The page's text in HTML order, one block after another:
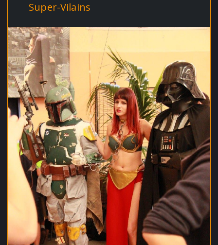
Super-Vilains